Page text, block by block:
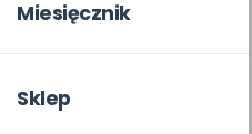
Miesięcznik
W numerze
Sklep